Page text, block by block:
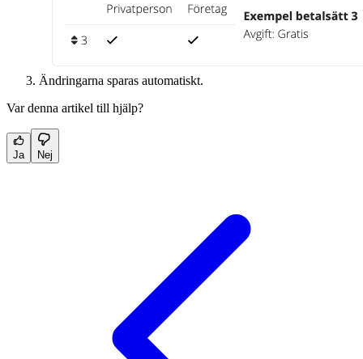
Ändringarna sparas automatiskt.
Var denna artikel till hjälp?
Ja Nej